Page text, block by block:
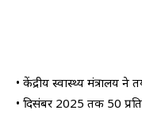
• केंद्रीय स्वास्थ्य मंत्रालय ने
• दिसंबर 2025 तक 50